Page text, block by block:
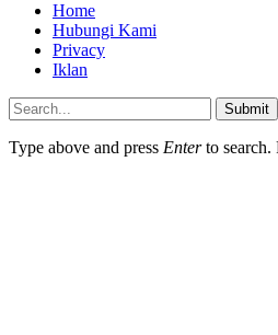
Home
Hubungi Kami
Privacy
Iklan
Submit
Type above and press Enterto search.